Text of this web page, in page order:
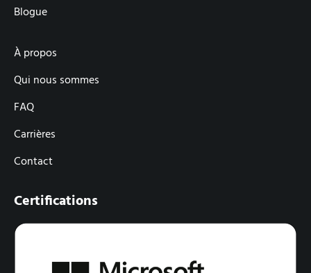
Blogue
À propos
Qui nous sommes
FAQ
Carrières
Contact
Certifications